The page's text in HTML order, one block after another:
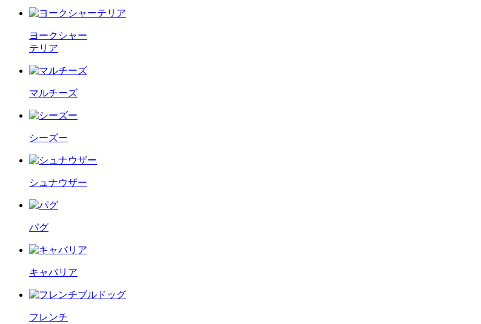
ヨークシャー
テリア
マルチーズ
シーズー
シュナウザー
パグ
キャバリア
フレンチ